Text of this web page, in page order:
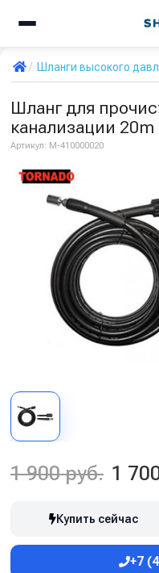
Шланги высокого
Шланг для
канализации 20m
Артикул: M-410000020
1 900 руб. 1
Купить сейчас
+7